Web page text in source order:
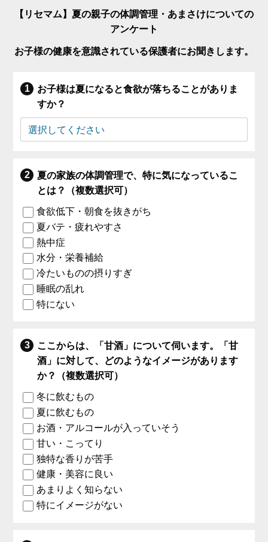
【リセマム】夏の親子の体調管理・あまさけについての
アンケート
お子様の健康を意識されている保護者にお聞きします。
お子様は夏になると食欲が落ちることがありま
すか？
夏の家族の体調管理で、特に気になっているこ
とは？（複数選択可）
食欲低下・朝食を抜きがち
夏バテ・疲れやすさ
熱中症
水分・栄養補給
冷たいものの摂りすぎ
睡眠の乱れ
特にない
ここからは、「甘酒」について伺います。「甘
酒」に対して、どのようなイメージがあります
か？（複数選択可）
冬に飲むもの
夏に飲むもの
お酒・アルコールが入っていそう
甘い・こってり
独特な香りが苦手
健康・美容に良い
あまりよく知らない
特にイメージがない